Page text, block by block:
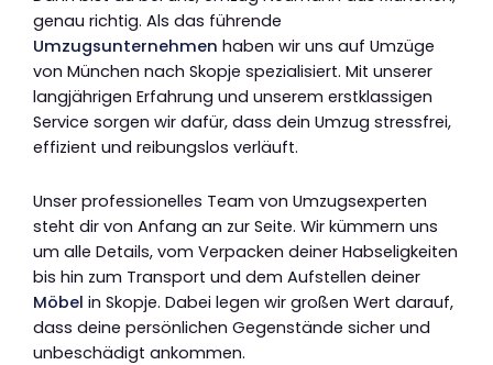
genau richtig. Als das führende
Umzugsunternehmen haben wir uns auf Umzüge
von München nach Skopje spezialisiert. Mit unserer
langjährigen Erfahrung und unserem erstklassigen
Service sorgen wir dafür, dass dein Umzug stressfrei,
effizient und reibungslos verläuft.
Unser professionelles Team von Umzugsexperten
steht dir von Anfang an zur Seite. Wir kümmern uns
um alle Details, vom Verpacken deiner Habseligkeiten
bis hin zum Transport und dem Aufstellen deiner
Möbel in Skopje. Dabei legen wir großen Wert darauf,
dass deine persönlichen Gegenstände sicher und
unbeschädigt ankommen.